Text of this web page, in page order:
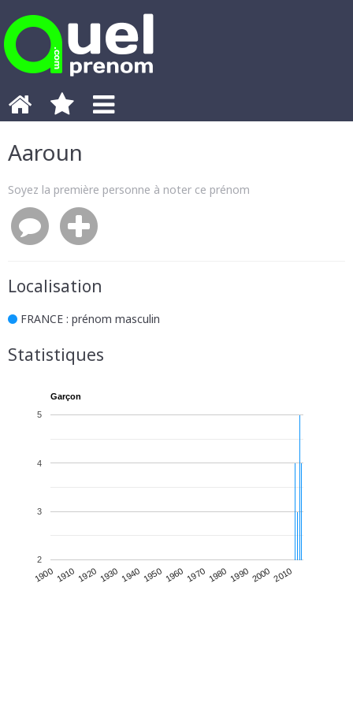
Aaroun
Soyez la première personne à noter ce prénom
Localisation
FRANCE : prénom masculin
Statistiques
Garçon
1900 1910 1920 1930 1940 1950 1960 1970 1980 1990 2000 2010
2
3
4
5